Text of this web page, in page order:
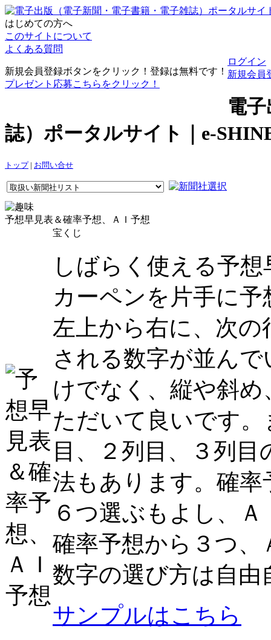
はじめての方へ
このサイトについて
よくある質問
新規会員登録ボタンをクリック！登録は無料です！
プレゼント応募こちらをクリック！
ログイン
新規会員
電
誌）ポータルサイト｜e-
トップ| お問い合せ
予想早見表＆確率予想、ＡＩ予想
宝くじ
しばらく使える予
カーペンを片手に
左上から右に、次
される数字が並ん
けでなく、縦や斜
ただいて良いです
目、２列目、３列
法もあります。確
６つ選ぶもよし、
確率予想から３つ
数字の選び方は自
サンプルはこちら